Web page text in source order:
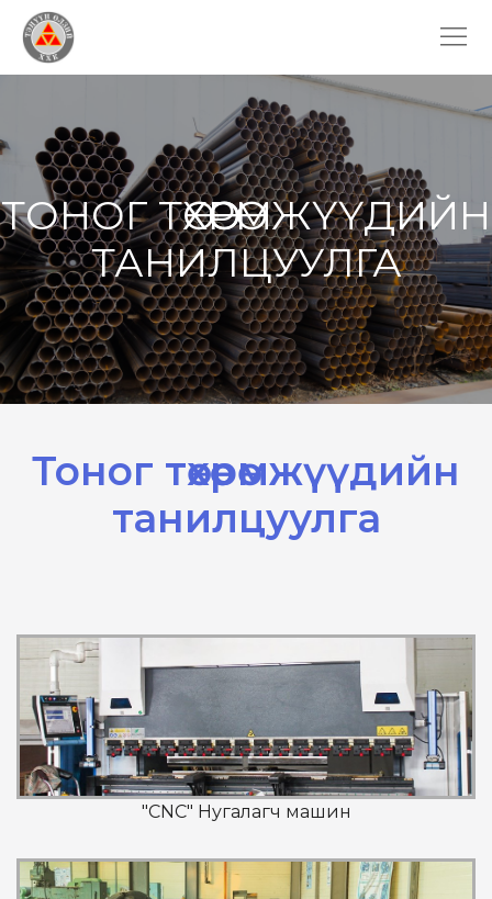
ТОНОГ ТӨХӨӨРӨМЖҮҮДИЙН
ТАНИЛЦУУЛГА
Тоног төхөөрөмжүүдийн
танилцуулга
"CNC" Нугалагч машин